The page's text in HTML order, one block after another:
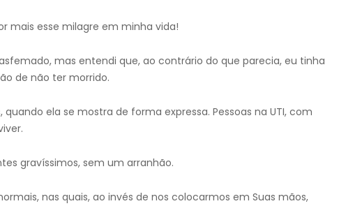
mais esse milagre em minha vida!
mas entendi que, ao contrário do que parecia, eu tinha
de não ter morrido.
ela se mostra de forma expressa. Pessoas na UTI, com
gravíssimos, sem um arranhão.
nas quais, ao invés de nos colocarmos em Suas mãos,